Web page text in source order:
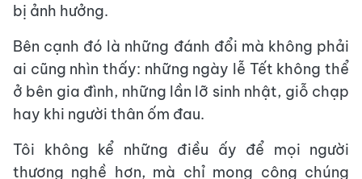
bị ảnh hưởng.
Bên cạnh đó là những đánh đổi mà không phải
ai cũng nhìn thấy: những ngày lễ Tết không thể
ở bên gia đình, những lần lỡ sinh nhật, giỗ chạp
hay khi người thân ốm đau.
Tôi không kể những điều ấy để mọi người
thương nghề hơn, mà chỉ mong công chúng